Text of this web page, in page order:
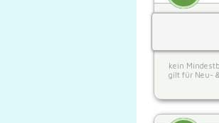
kein
gilt für Neu-